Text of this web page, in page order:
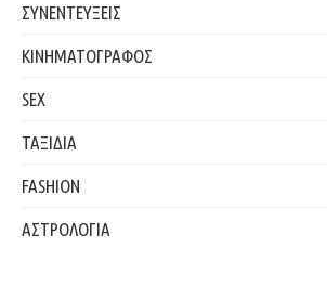
ΣΥΝΕΝΤΕΥΞΕΙΣ
ΚΙΝΗΜΑΤΟΓΡΑΦΟΣ
SEX
ΤΑΞΙΔΙΑ
FASHION
ΑΣΤΡΟΛΟΓΙΑ